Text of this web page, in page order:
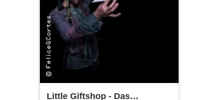
Little Giftshop - Das